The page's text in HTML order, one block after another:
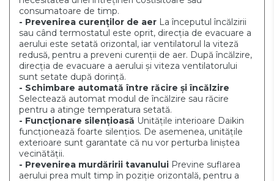
consumatoare de timp.
- Prevenirea curenților de aer La începutul încălzirii
sau când termostatul este oprit, direcția de evacuare a
aerului este setată orizontal, iar ventilatorul la viteză
redusă, pentru a preveni curenții de aer. După încălzire,
direcția de evacuare a aerului și viteza ventilatorului
sunt setate după dorință.
- Schimbare automată între răcire și încălzire
Selectează automat modul de încălzire sau răcire
pentru a atinge temperatura setată.
- Funcționare silențioasă Unitățile interioare Daikin
funcționează foarte silențios. De asemenea, unitățile
exterioare sunt garantate că nu vor perturba liniștea
vecinătății.
- Prevenirea murdăririi tavanului Previne suflarea
aerului prea mult timp în poziție orizontală, pentru a